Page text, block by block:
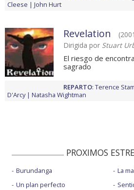
Cleese
John Hurt
Revelation
Dirigida por Stuart
El riesgo de
sagrado
REPARTO: Terence
D'Arcy
Natasha Wightman
PROXIMOS
Burundanga
Un plan perfecto
La